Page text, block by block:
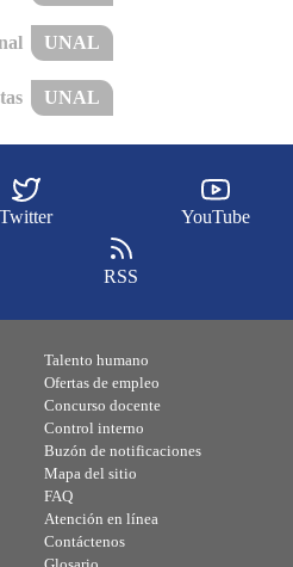
UNAL
UNAL
Twitter YouTube
RSS
Talento humano
Ofertas de empleo
Concurso docente
Control interno
Buzón de notificaciones
Mapa del sitio
FAQ
Atención en línea
Contáctenos